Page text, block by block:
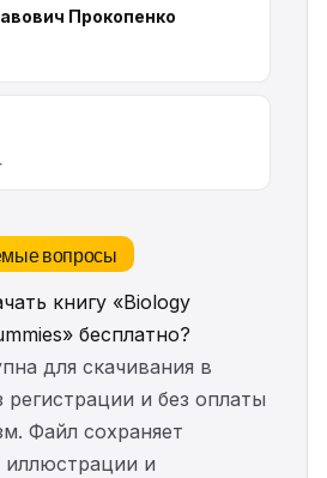
Прокопенко
вопросы
книгу «Biology
бесплатно?
для скачивания в
и без оплаты
Файл сохраняет
иллюстрации и